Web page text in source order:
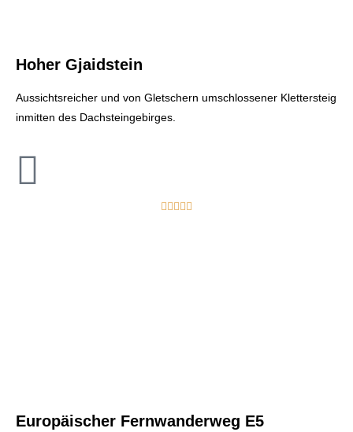
Hoher Gjaidstein
Aussichtsreicher und von Gletschern umschlossener Klettersteig
inmitten des Dachsteingebirges.
    
Europäischer Fernwanderweg E5